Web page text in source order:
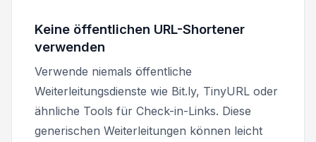
Keine öffentlichen URL-Shortener
verwenden
Verwende niemals öffentliche
Weiterleitungsdienste wie Bit.ly, TinyURL oder
ähnliche Tools für Check-in-Links. Diese
generischen Weiterleitungen können leicht